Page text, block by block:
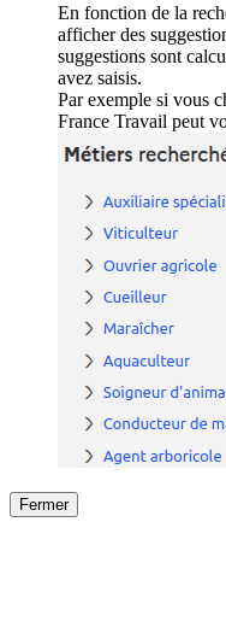
En fonction de la
afficher des
suggestions sont
avez saisis.
Par exemple si vous
France Travail peut
Fermer